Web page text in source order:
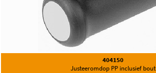
404150
Justeeromdop PP inclusief bout